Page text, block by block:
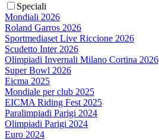
Speciali
Mondiali 2026
Roland Garros 2026
Sportmediaset Live Riccione 2026
Scudetto Inter 2026
Olimpiadi Invernali Milano Cortina 2026
Super Bowl 2026
Eicma 2025
Mondiale per club 2025
EICMA Riding Fest 2025
Paralimpiadi Parigi 2024
Olimpiadi Parigi 2024
Euro 2024